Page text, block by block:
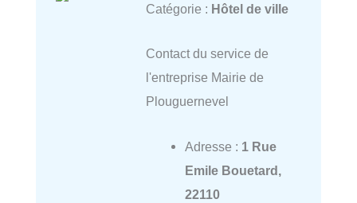
Catégorie : Hôtel de ville
Contact du service de
l'entreprise Mairie de
Plouguernevel
Adresse : 1 Rue
Emile Bouetard,
22110